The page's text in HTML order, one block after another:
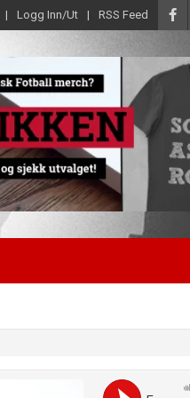
Logg Inn/Ut RSS Feed